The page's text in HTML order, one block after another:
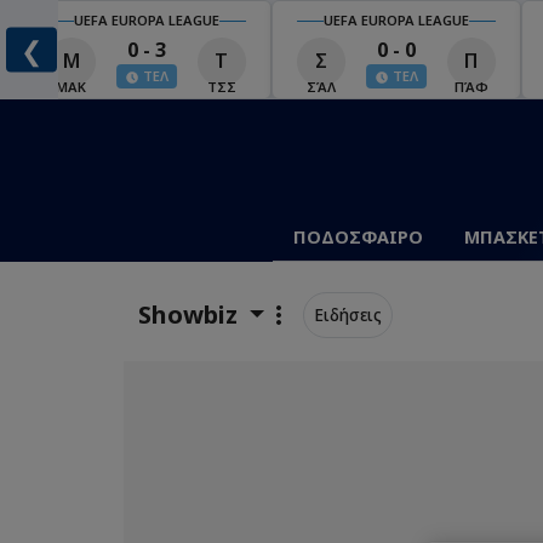
❮
UEFA EUROPA LEAGUE
Μ
ΜΑΚ
0 - 3
ΤΕΛ
Τ
ΤΣΣ
UEFA EUROPA LEAGUE
Σ
ΣΆΛ
0 - 0
ΤΕΛ
Π
ΠΆΦ
ΠΟΔΟΣΦΑΙΡΟ
Showbiz Ειδήσεις